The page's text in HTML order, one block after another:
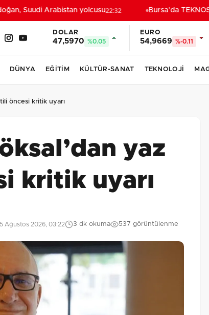
Suudi Arabistan yolcusu22:32 Bursa’da
DOLAR
47,5970 %0.05
EURO
54,9669 %-0.11
DÜNYA EĞİTİM KÜLTÜR-SANAT TEKNOLOJİ
öncesi kritik uyarı
yaz
kritik uyarı
Ağustos 2026, 03:22 3 dk okuma 537 görüntülenme